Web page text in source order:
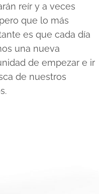
reír y a veces
que lo más
es que cada día
una nueva
de empezar e ir
de nuestros